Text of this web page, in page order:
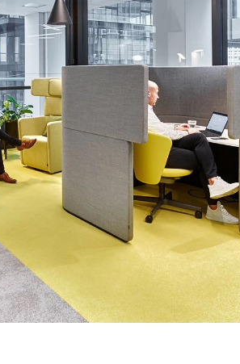
Norwegen(NO)
Oman(OM)
Philippinen(PH)
Polen
Portugal
Qatar(QA)